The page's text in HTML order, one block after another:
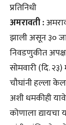
प्रतिनिधी
अमरावती :
झाली असून ३०
निवडणुकीत
सोमवारी (दि. २३)
चौघांनी हल्ला
अशी धमकीही
कोणाला